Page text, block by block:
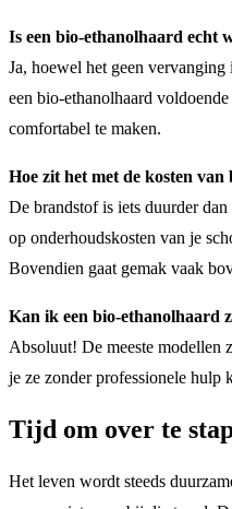
Is een bio-ethanolhaard echt
Ja, hoewel het geen
een bio-ethanolhaard
comfortabel te maken.
Hoe zit het met de kosten van
De brandstof is iets duurder
op onderhoudskosten van je
Bovendien gaat gemak vaak
Kan ik een bio-ethanolhaard
Absoluut! De meeste modellen
je ze zonder professionele hulp
Tijd om over te
Het leven wordt steeds